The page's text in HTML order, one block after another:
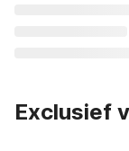
Exclusief